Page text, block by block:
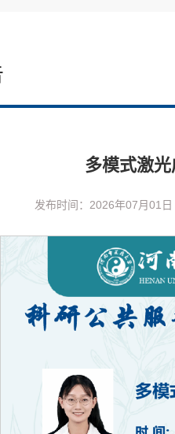
多模式激
发布时间：2026年07月01日